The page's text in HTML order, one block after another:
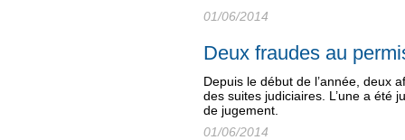
01/06/2014
Deux fraudes au
Depuis le début de l’année, deux
des suites judiciaires. L’une a été
de jugement.
01/06/2014